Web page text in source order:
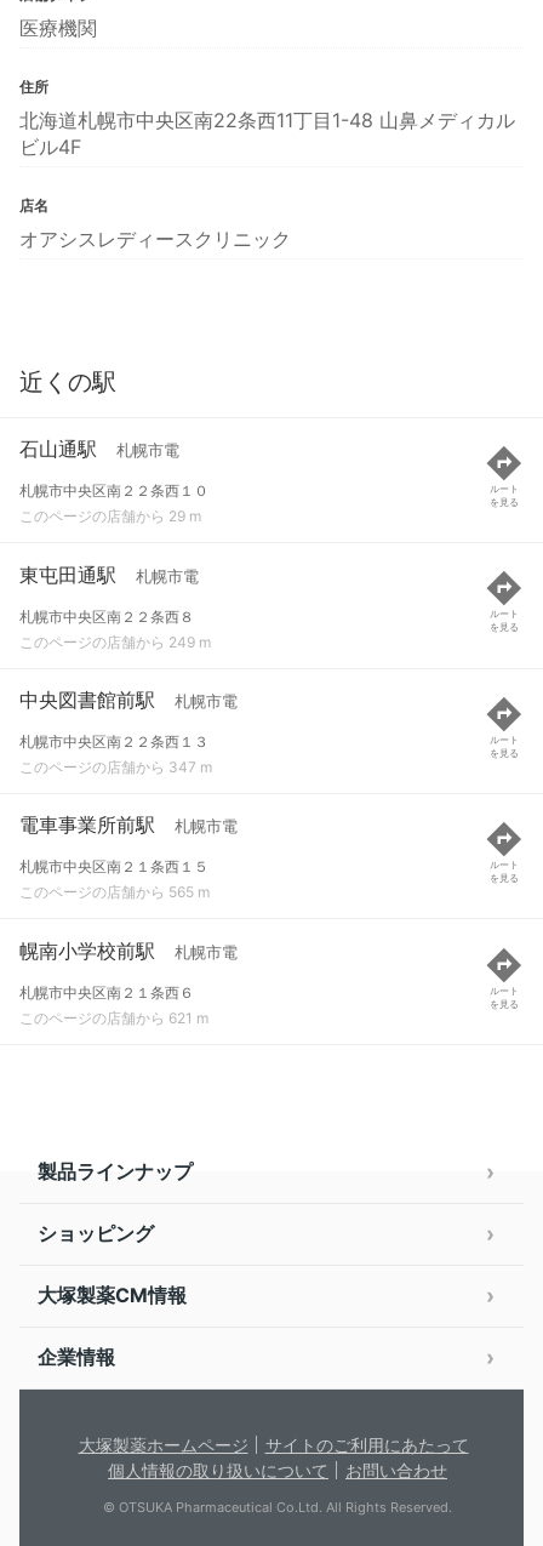
医療機関
住所
北海道札幌市中央区南22条西11丁目1-48 山鼻メディカル
ビル4F
店名
オアシスレディースクリニック
近くの駅
石山通駅 札幌市電
札幌市中央区南２２条西１０
このページの店舗から 29 m
ルート
を見る
東屯田通駅 札幌市電
札幌市中央区南２２条西８
このページの店舗から 249 m
ルート
を見る
中央図書館前駅 札幌市電
札幌市中央区南２２条西１３
このページの店舗から 347 m
ルート
を見る
電車事業所前駅 札幌市電
札幌市中央区南２１条西１５
このページの店舗から 565 m
ルート
を見る
幌南小学校前駅 札幌市電
札幌市中央区南２１条西６
このページの店舗から 621 m
ルート
を見る
製品ラインナップ
ショッピング
大塚製薬CM情報
企業情報
大塚製薬ホームページ
サイトのご利用にあたって
個人情報の取り扱いについて
お問い合わせ
© OTSUKA Pharmaceutical Co.Ltd. All Rights Reserved.